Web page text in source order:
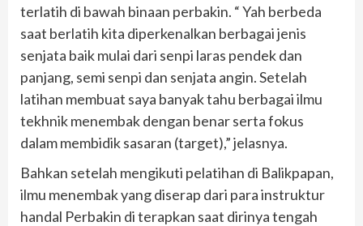
terlatih di bawah binaan perbakin. “ Yah berbeda
saat berlatih kita diperkenalkan berbagai jenis
senjata baik mulai dari senpi laras pendek dan
panjang, semi senpi dan senjata angin. Setelah
latihan membuat saya banyak tahu berbagai ilmu
tekhnik menembak dengan benar serta fokus
dalam membidik sasaran (target),” jelasnya.
Bahkan setelah mengikuti pelatihan di Balikpapan,
ilmu menembak yang diserap dari para instruktur
handal Perbakin di terapkan saat dirinya tengah